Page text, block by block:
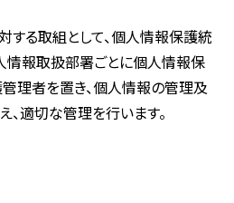
する取組として、個人情報保護統
情報取扱部署ごとに個人情報保
理者を置き、個人情報の管理及
適切な管理を行います。